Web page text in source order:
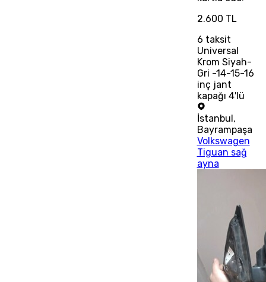
2.600 TL
6 taksit
Universal
Krom Siyah-
Gri -14-15-16
inç jant
kapağı 4'lü
İstanbul ,
Bayrampaşa
Volkswagen
Tiguan sağ
ayna